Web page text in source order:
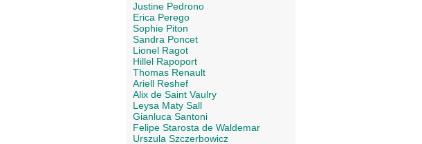
Justine Pedrono
Erica Perego
Sophie Piton
Sandra Poncet
Lionel Ragot
Hillel Rapoport
Thomas Renault
Ariell Reshef
Alix de Saint Vaulry
Leysa Maty Sall
Gianluca Santoni
Felipe Starosta de Waldemar
Urszula Szczerbowicz